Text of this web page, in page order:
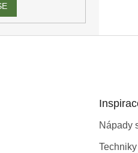
Nápady